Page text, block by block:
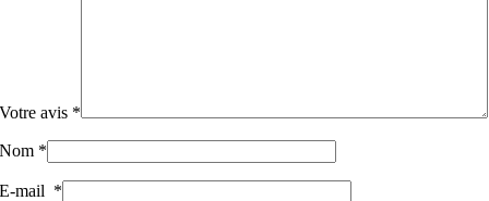
Votre avis *
Nom *
E-mail *